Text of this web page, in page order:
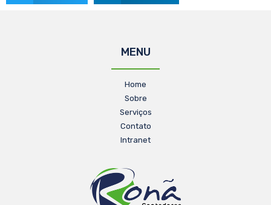
MENU
Home
Sobre
Serviços
Contato
Intranet